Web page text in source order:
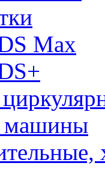
Max
машины